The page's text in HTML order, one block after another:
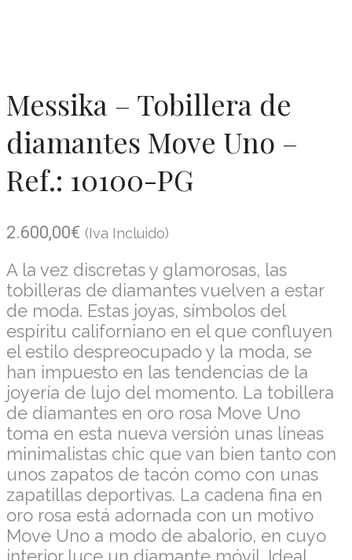
Messika – Tobillera de
diamantes Move Uno –
Ref.: 10100-PG
2.600,00€ (Iva Incluido)
A la vez discretas y glamorosas, las
tobilleras de diamantes vuelven a estar
de moda. Estas joyas, símbolos del
espíritu californiano en el que confluyen
el estilo despreocupado y la moda, se
han impuesto en las tendencias de la
joyería de lujo del momento. La tobillera
de diamantes en oro rosa Move Uno
toma en esta nueva versión unas líneas
minimalistas chic que van bien tanto con
unos zapatos de tacón como con unas
zapatillas deportivas. La cadena fina en
oro rosa está adornada con un motivo
Move Uno a modo de abalorio, en cuyo
interior luce un diamante móvil. Ideal